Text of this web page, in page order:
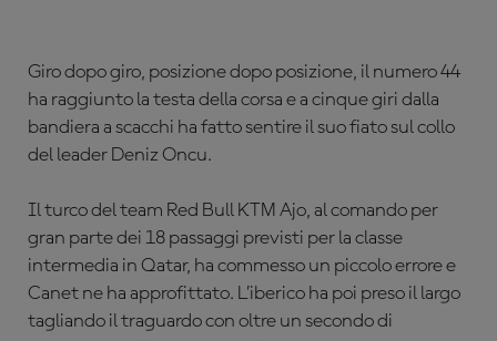
Giro dopo giro, posizione dopo posizione, il numero 44
ha raggiunto la testa della corsa e a cinque giri dalla
bandiera a scacchi ha fatto sentire il suo fiato sul collo
del leader Deniz Oncu.
Il turco del team Red Bull KTM Ajo, al comando per
gran parte dei 18 passaggi previsti per la classe
intermedia in Qatar, ha commesso un piccolo errore e
Canet ne ha approfittato. L’iberico ha poi preso il largo
tagliando il traguardo con oltre un secondo di